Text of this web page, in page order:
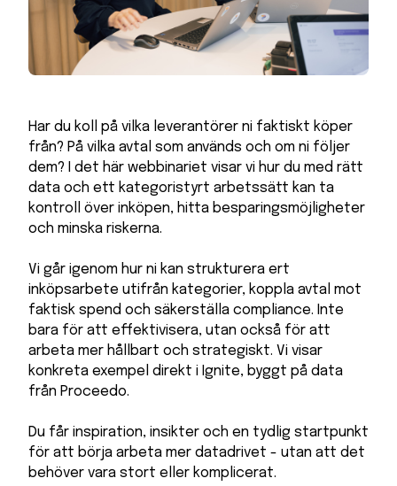
Har du koll på vilka leverantörer ni faktiskt köper
från? På vilka avtal som används och om ni följer
dem? I det här webbinariet visar vi hur du med rätt
data och ett kategoristyrt arbetssätt kan ta
kontroll över inköpen, hitta besparingsmöjligheter
och minska riskerna.
Vi går igenom hur ni kan strukturera ert
inköpsarbete utifrån kategorier, koppla avtal mot
faktisk spend och säkerställa compliance. Inte
bara för att effektivisera, utan också för att
arbeta mer hållbart och strategiskt. Vi visar
konkreta exempel direkt i Ignite, byggt på data
från Proceedo.
Du får inspiration, insikter och en tydlig startpunkt
för att börja arbeta mer datadrivet - utan att det
behöver vara stort eller komplicerat.